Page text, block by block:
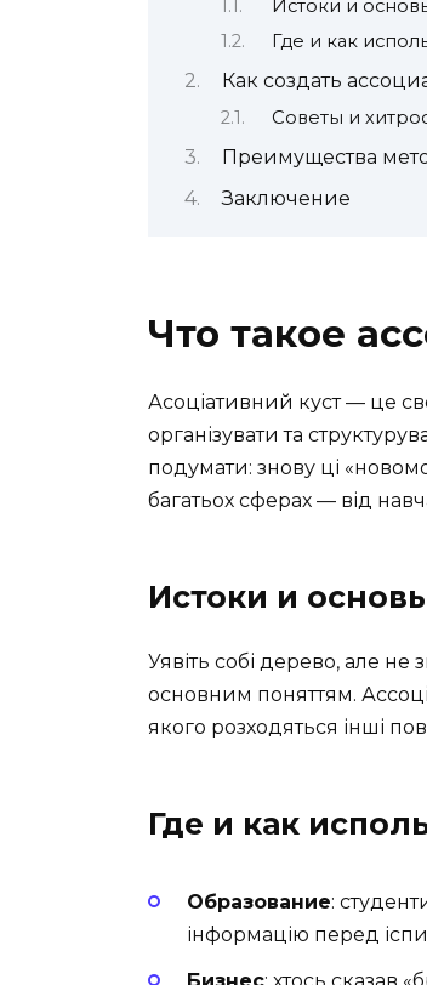
Истоки и
Где и как
Как создать
Советы и
Преимущества
Заключение
Что такое
Асоціативний куст — це
організувати та
подумати: знову ці
багатьох сферах — від
Истоки и
Уявіть собі дерево, але
основним поняттям.
якого розходяться інші
Где и как
Образование:
інформацію перед